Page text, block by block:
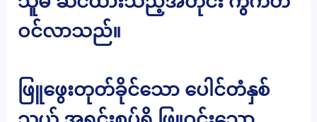
ဝင်လာသည်။
ဖြူဖွေးတုတ်ခိုင်သော ပေါင်တံနှစ်